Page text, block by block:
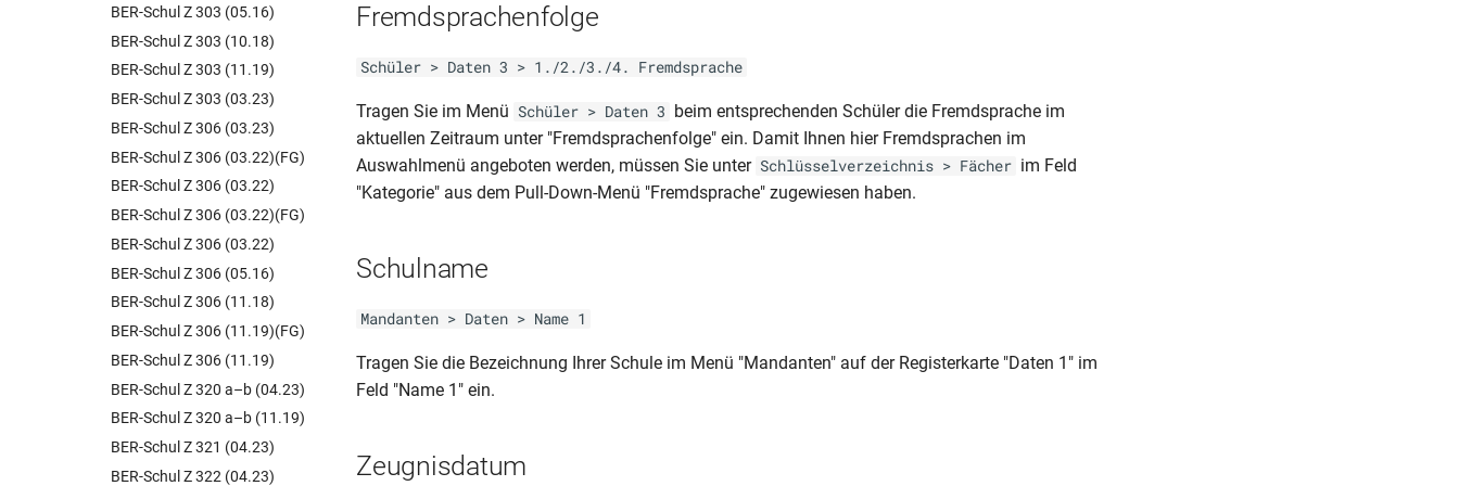
BER-Schul Z 303 (05.16)
BER-Schul Z 303 (10.18)
BER-Schul Z 303 (11.19)
BER-Schul Z 303 (03.23)
BER-Schul Z 306 (03.23)
BER-Schul Z 306 (03.22)(FG)
BER-Schul Z 306 (03.22)
BER-Schul Z 306 (03.22)(FG)
BER-Schul Z 306 (03.22)
BER-Schul Z 306 (05.16)
BER-Schul Z 306 (11.18)
BER-Schul Z 306 (11.19)(FG)
BER-Schul Z 306 (11.19)
BER-Schul Z 320 a–b (04.23)
BER-Schul Z 320 a–b (11.19)
BER-Schul Z 321 (04.23)
BER-Schul Z 322 (04.23)
Fremdsprachenfolge
Schüler > Daten 3 > 1./2./3./4. Fremdsprache
Tragen Sie im Menü Schüler > Daten 3 beim entsprechenden Schüler die Fremdsprache im
aktuellen Zeitraum unter "Fremdsprachenfolge" ein. Damit Ihnen hier Fremdsprachen im
Auswahlmenü angeboten werden, müssen Sie unter Schlüsselverzeichnis > Fächer im Feld
"Kategorie" aus dem Pull-Down-Menü "Fremdsprache" zugewiesen haben.
Schulname
Mandanten > Daten > Name 1
Tragen Sie die Bezeichnung Ihrer Schule im Menü "Mandanten" auf der Registerkarte "Daten 1" im
Feld "Name 1" ein.
Zeugnisdatum